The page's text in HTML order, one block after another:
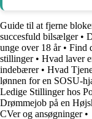
Guide til at fjerne
succesfuld bilsælger•
unge over 18 år• Find
stillinger• Hvad laver
indebærer• Hvad
lønnen for en SOSU-
Ledige Stillinger hos
Drømmejob på en
CVer og ansøgninger•